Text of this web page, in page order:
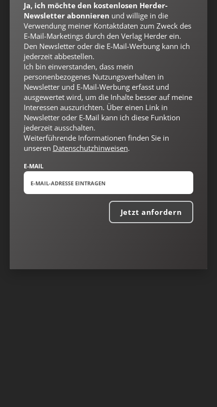
Nach oben
Ja, ich möchte den kostenlosen Herder-
Newsletter abonnieren und willige in die
Verwendung meiner Kontaktdaten zum Zweck des
E-Mail-Marketings durch den Verlag Herder ein.
Den Newsletter oder die E-Mail-Werbung kann ich
jederzeit abbestellen.
Ich bin einverstanden, dass mein
personenbezogenes Nutzungsverhalten in
Newsletter und E-Mail-Werbung erfasst und
ausgewertet wird, um die Inhalte besser auf meine
Interessen auszurichten. Über einen Link in
Newsletter oder E-Mail kann ich diese Funktion
jederzeit ausschalten.
Weiterführende Informationen finden Sie in
unseren Datenschutzhinweisen.
E-MAIL
Jetzt anfordern